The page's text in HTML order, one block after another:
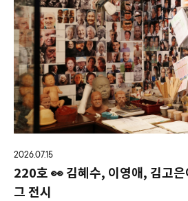
2026.07.15
220호 👀 김혜수, 이영애, 김고
그 전시